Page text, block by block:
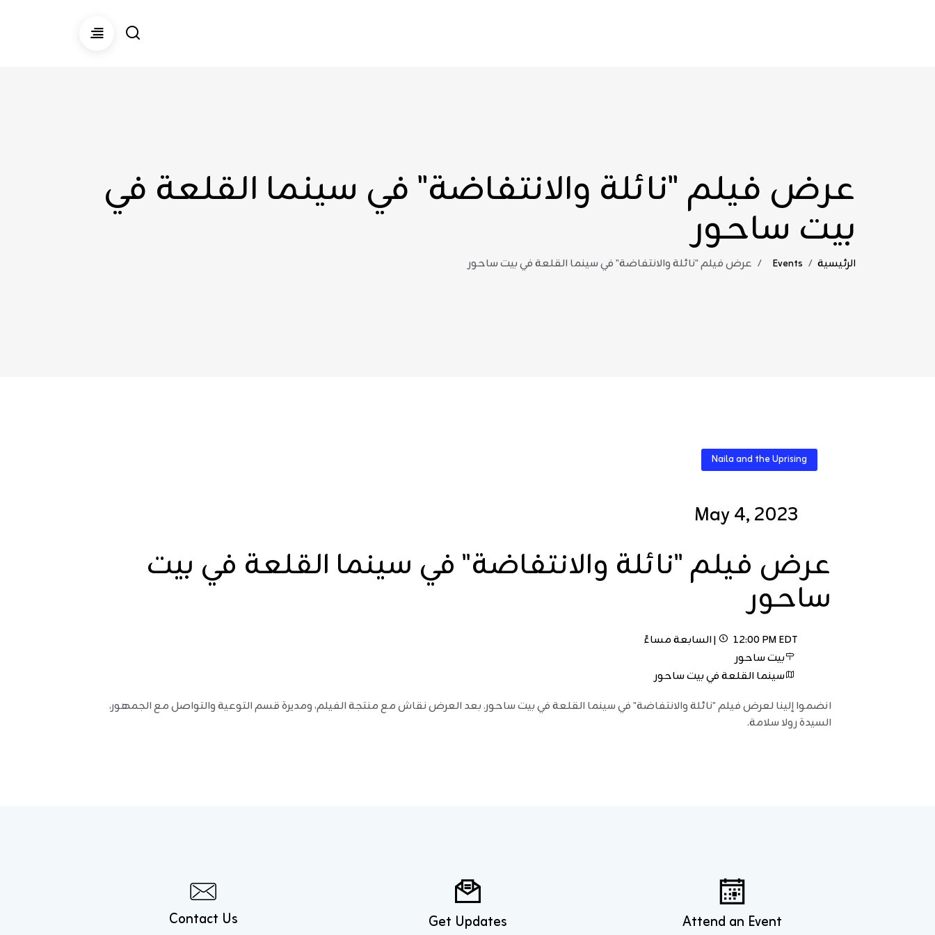
عرض فيلم "نائلة والانتفاضة" في سينما القلعة في
بيت ساحور
مسار التنقل
الرئيسية Events عرض فيلم "نائلة والانتفاضة" في سينما القلعة في بيت ساحور
Naila and the Uprising
May 4, 2023
عرض فيلم "نائلة والانتفاضة" في سينما القلعة في بيت
ساحور
12:00 PM EDT | السابعة مساءً
بيت ساحور
سينما القلعة في بيت ساحور
انضموا إلينا لعرض فيلم "نائلة والانتفاضة" في سينما القلعة في بيت ساحور. بعد العرض نقاش مع منتجة الفيلم، ومديرة قسم التوعية والتواصل مع الجمهور،
السيدة رولا سلامة.
Attend an Event
Get Updates
Contact Us